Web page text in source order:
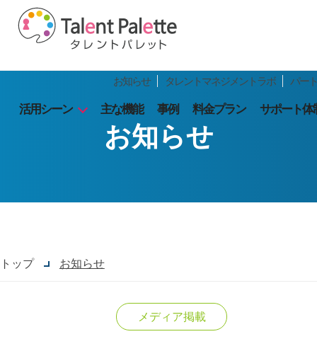
お知らせ タレントマネジメントラボ パー
活用シーン 主な機能 事例 料金プラン サポート体
お知らせ
トップ お知らせ
メディア掲載